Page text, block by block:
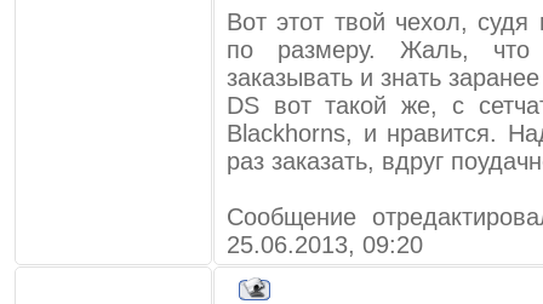
Вот этот твой чехол,
по размеру. Жаль,
заказывать и знать
DS вот такой же, с
Blackhorns, и нравится.
раз заказать, вдруг
Сообщение
25.06.2013, 09:20